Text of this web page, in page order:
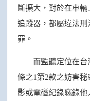
斷擴大，對於在車
追蹤器，都屬違法刑
罪。
而監聽定位在台
條之1第2款之妨害
影或電磁紀錄竊錄